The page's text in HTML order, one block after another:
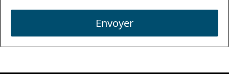
Envoyer